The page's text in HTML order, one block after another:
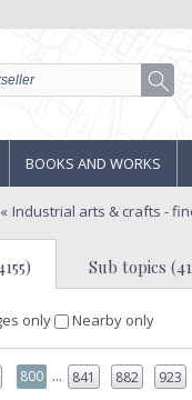
BOOKS AND WORKS
Industrial arts & crafts -
Sub topics
only Nearby only
800 ... 841 882 923